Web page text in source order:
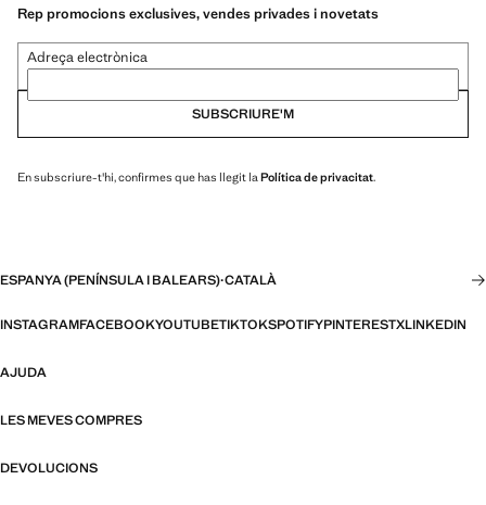
Rep promocions exclusives, vendes privades i novetats
Adreça electrònica
SUBSCRIURE'M
En subscriure-t'hi, confirmes que has llegit la Política de privacitat.
ESPANYA (PENÍNSULA I BALEARS)·CATALÀ
INSTAGRAMFACEBOOKYOUTUBETIKTOKSPOTIFYPINTERESTXLINKEDIN
AJUDA
LES MEVES COMPRES
DEVOLUCIONS